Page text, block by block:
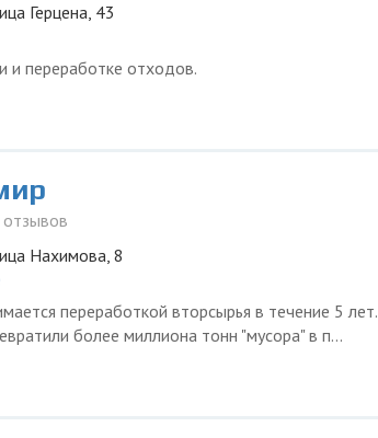
Герцена, 43
и переработке отходов.
Нахимова, 8
переработкой вторсырья в течение 5 лет.
более миллиона тонн "мусора" в п...